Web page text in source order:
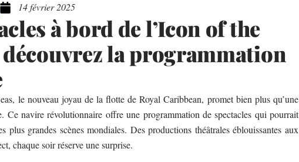
14 février 2025
à bord de l’Icon of the
découvrez la programmation
le nouveau joyau de la flotte de Royal Caribbean, promet bien plus qu’une
Ce navire révolutionnaire offre une programmation de spectacles qui pourrait
plus grandes scènes mondiales. Des productions théâtrales éblouissantes aux
chaque soir réserve une surprise.